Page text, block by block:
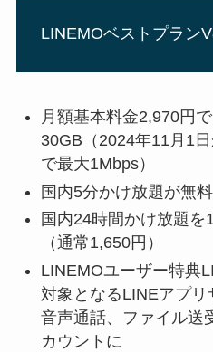
LINEMOベストプラン
月額基本料金2,970円
30GB（2024年11月1
で最大1Mbps）
国内5分かけ放題が無料
国内24時間かけ放題を
（通常1,650円）
LINEMOユーザー特典
対象となるLINEアプリ
音声通話、ファイル送
カウントに